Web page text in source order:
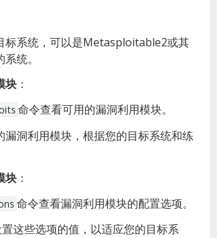
标系统，可以是Metasploitable2或其
统。
块 ：
命令查看可用的漏洞利用模块。
漏洞利用模块，根据您的目标系统和练
块 ：
命令查看漏洞利用模块的配置选项。
这些选项的值，以适应您的目标系